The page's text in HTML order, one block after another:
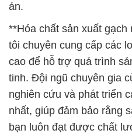
án.
**Hóa chất sản xuất gạch
tôi chuyên cung cấp các
cao để hỗ trợ quá trình
tinh. Đội ngũ chuyên gia
nghiên cứu và phát triển
nhất, giúp đảm bảo rằng
bạn luôn đạt được chất